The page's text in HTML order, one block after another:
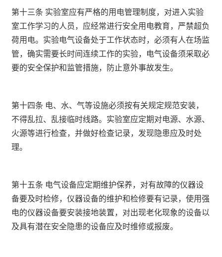
第十三条 实验室应有严格的用电管理制度，对进入实验
室工作学习的人员，应经常进行安全用电教育，严禁超负
荷用电。实验电气设备处于工作状态时，必须有人在场监
管，确实需要长时间连续工作的实验，电气设备须采取必
要的安全保护和监管措施，防止意外事故发生。
第十四条 电、水、气等设施必须按有关规定规范安装，
不得乱拉、乱接临时线路。实验室应定期对电源、水源、
火源等进行检查，并做好检查记录，发现隐患应及时处
理。
第十五条 电气设备应定期维护保养，对有故障的仪器设
备要及时检修，仪器设备的维护和检修要有记录，使用强
电的仪器设备要安装接地装置，对出现老化现象的设备以
及具有潜在安全隐患的设备应及时维修或报废。